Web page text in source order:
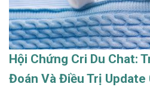
Hội Chứng Cri Du Chat:
Đoán Và Điều Trị